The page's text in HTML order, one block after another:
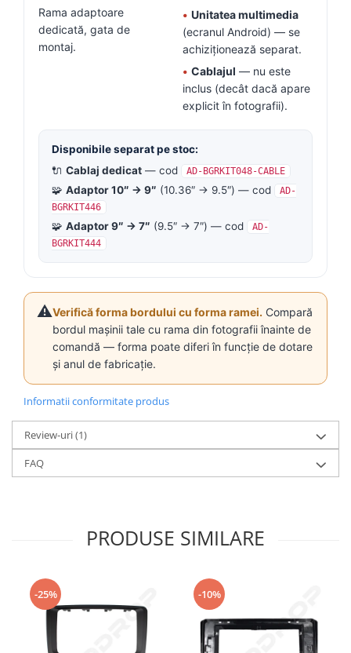
Rama adaptoare
dedicată, gata de
montaj.
• Unitatea multimedia
(ecranul Android) — se
achiziționează separat.
• Cablajul — nu este
inclus (decât dacă apare
explicit în fotografii).
Disponibile separat pe stoc:
🔌 Cablaj dedicat — cod AD-BGRKIT048-CABLE
🧩 Adaptor 10″ → 9″ (10.36″ → 9.5″) — cod
AD-
BGRKIT446
🧩 Adaptor 9″ → 7″ (9.5″ → 7″) — cod
AD-
BGRKIT444
⚠️Verifică forma bordului cu forma ramei. Compară
bordul mașinii tale cu rama din fotografii înainte de
comandă — forma poate diferi în funcție de dotare
și anul de fabricație.
Informatii conformitate produs
Review-uri(1)
FAQ
PRODUSE SIMILARE
-25% -10%